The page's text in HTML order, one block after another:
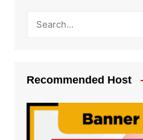
Recommended Host